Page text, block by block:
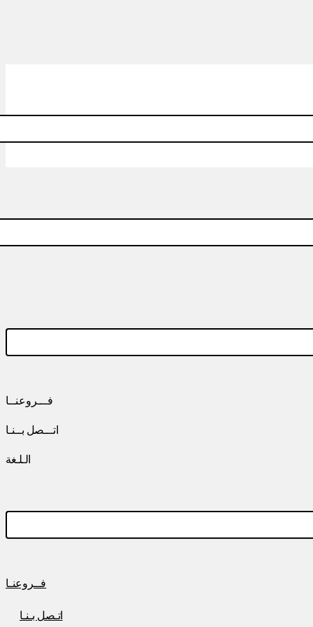
فـــروعنــا
اتـــصل بــنـا
الـلـغة
فــروعنـا
اتـصل بـنـا